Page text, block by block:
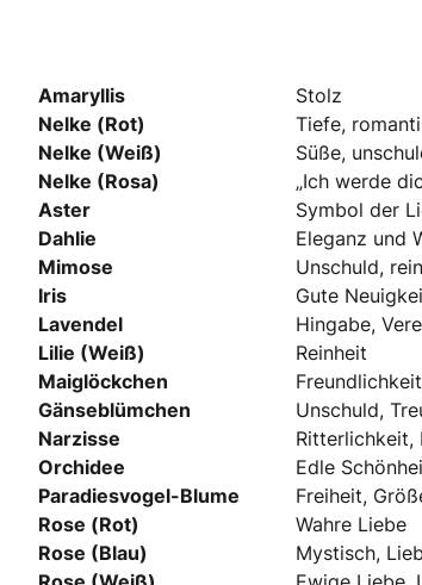
Amaryllis
Stolz
Nelke (Rot)
Tiefe,
Nelke (Weiß)
Süße,
Nelke (Rosa)
„Ich werde
Aster
Symbol der
Dahlie
Eleganz und
Mimose
Unschuld,
Iris
Gute
Lavendel
Hingabe,
Lilie (Weiß)
Reinheit
Maiglöckchen
Gänseblümchen
Unschuld,
Narzisse
Ritterlichkeit,
Orchidee
Edle
Paradiesvogel-Blume
Freiheit,
Rose (Rot)
Wahre Liebe
Rose (Blau)
Mystisch,